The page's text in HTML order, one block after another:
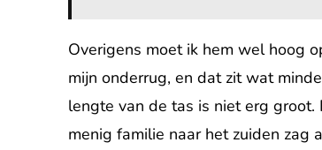
Overigens moet ik hem wel hoog
mijn onderrug, en dat zit wat
lengte van de tas is niet erg
menig familie naar het zuiden zag